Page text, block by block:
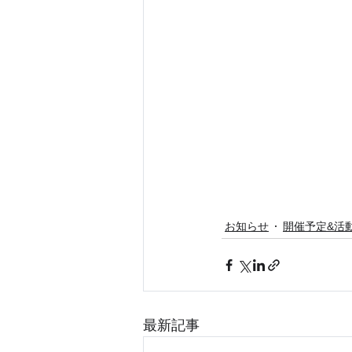
お知らせ 開催予定&活
最新記事